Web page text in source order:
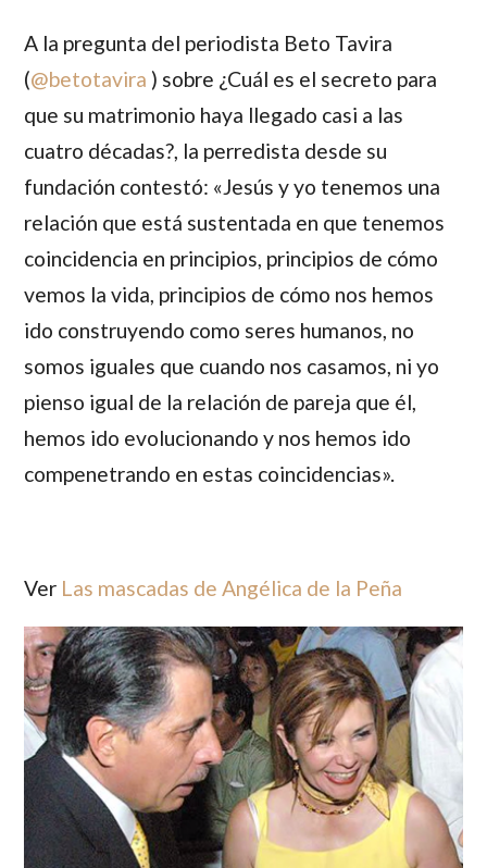
A la pregunta del periodista Beto Tavira
(@betotavira ) sobre ¿Cuál es el secreto para
que su matrimonio haya llegado casi a las
cuatro décadas?, la perredista desde su
fundación contestó: «Jesús y yo tenemos una
relación que está sustentada en que tenemos
coincidencia en principios, principios de cómo
vemos la vida, principios de cómo nos hemos
ido construyendo como seres humanos, no
somos iguales que cuando nos casamos, ni yo
pienso igual de la relación de pareja que él,
hemos ido evolucionando y nos hemos ido
compenetrando en estas coincidencias».
Ver Las mascadas de Angélica de la Peña